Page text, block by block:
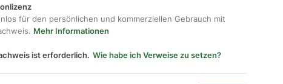
für den persönlichen und kommerziellen Gebrauch mit
Mehr Informationen
ist erforderlich. Wie habe ich Verweise zu setzen?